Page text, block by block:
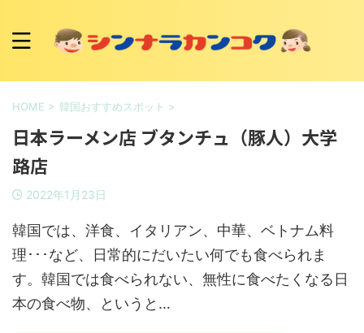
HOME > 韓国おすすめスポット >
日本ラーメン店 ブタンチュ（豚人）大学
路店
2022年1月23日
韓国では、洋食、イタリアン、中華、ベトナム料
理･･･など、日常的にだいたい何でも食べられま
す。韓国では食べられない、無性に食べたくなる日
本の食べ物、というと…